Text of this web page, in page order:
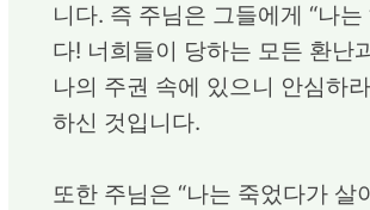
니다. 즉 주님은 그들에게 “나는
다! 너희들이 당하는 모든 환난
나의 주권 속에 있으니 안심하
하신 것입니다.
또한 주님은 “나는 죽었다가 살